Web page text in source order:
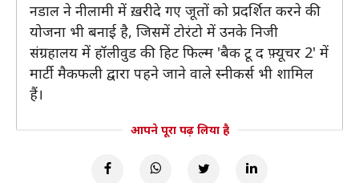
नडाल ने नीलामी में ख़रीदे गए जूतों को प्रदर्शित करने की
योजना भी बनाई है, जिसमें टोरंटो में उनके निजी
संग्रहालय में हॉलीवुड की हिट फिल्म 'बैक टू द फ़्यूचर 2' में
मार्टी मैकफली द्वारा पहने जाने वाले स्नीकर्स भी शामिल
हैं।
आपने पूरा पढ़ लिया है